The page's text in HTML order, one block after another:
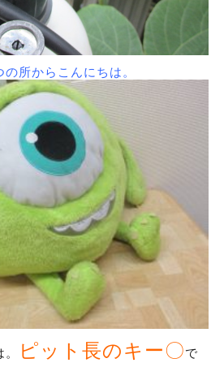
所からこんにちは。
ピット長のキー〇で